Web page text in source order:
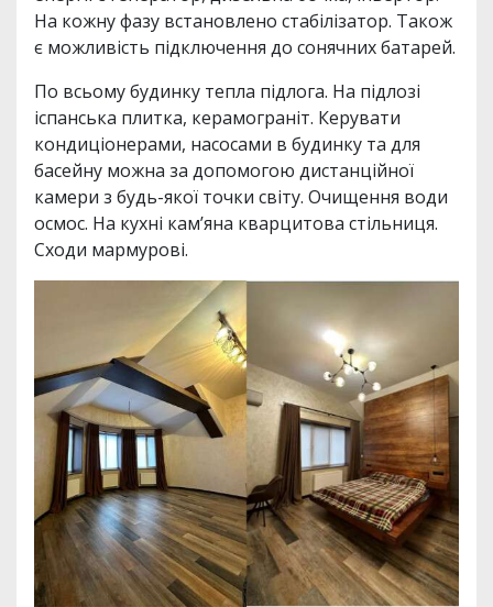
На кожну фазу встановлено стабілізатор. Також
є можливість підключення до сонячних батарей.
По всьому будинку тепла підлога. На підлозі
іспанська плитка, керамограніт. Керувати
кондиціонерами, насосами в будинку та для
басейну можна за допомогою дистанційної
камери з будь-якої точки світу. Очищення води
осмос. На кухні кам’яна кварцитова стільниця.
Сходи мармурові.